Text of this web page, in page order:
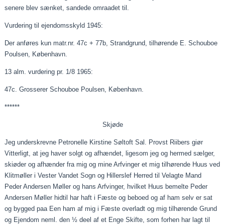
senere blev sænket, sandedeomraadet til.
Vurdering til ejendomsskyld 1945:
Der anføres kun matr.nr. 47c + 77b, Strandgrund, tilhørende E. Schouboe
Poulsen, København.
13 alm. vurdering pr. 1/8 1965:
47c. Grosserer Schouboe Poulsen, København.
******
Skjøde
Jeg underskrevne Petronelle Kirstine Søltoft Sal. Provst Riibers giør
Vitterligt, at jeg haver solgt og afhændet, ligesom jeg og hermed sælger,
skiøder og afhænder fra mig og mineArfvinger et mig tilhørende Huus ved
Klitmøller i Vester Vandet Sogn og Hillerslef Herred tilVelagte Mand
Peder Andersen Møller og hansArfvinger, hvilket Huus bemelte Peder
Andersen Møller hidtil har haft i Fæste og beboed og af ham selv er sat
og bygged paa Een ham af mig i Fæste overladt og mig tilhørende Grund
og Ejendomneml . den ½deel af et Enge Skifte, som forhen har lagt til